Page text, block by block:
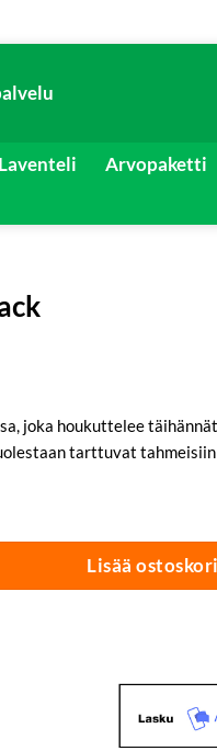
Laventeli Arvopaketti
joka houkuttelee
tarttuvat
Lisää